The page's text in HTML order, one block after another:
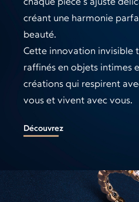
chaque pièce s’ajuste
créant une harmonie
beauté.
Cette innovation invisible
raffinés en objets intimes
créations qui respirent
vous et vivent avec vous.
Découvrez